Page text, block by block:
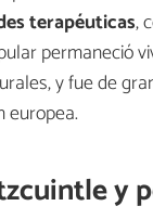
terapéuticas,
permaneció
y fue de
europea.
y